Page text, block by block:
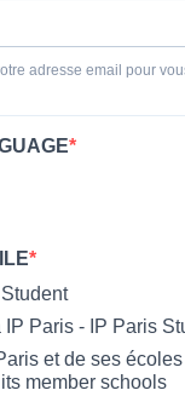
adresse email pour
IP Paris - IP Paris
et de ses
its member schools